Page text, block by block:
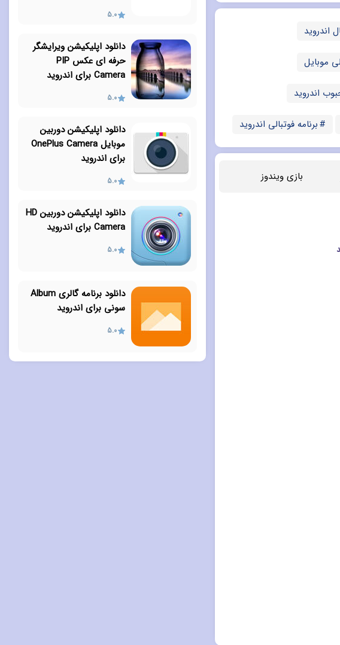
اندروید
موبایل
اندروید
برنامه فوتبالی اندروید
بازی ویندوز
5.0
دانلود اپلیکیشن ویرایشگر
حرفه ای عکس PIP
Camera برای اندروید
5.0
دانلود اپلیکیشن دوربین
موبایل OnePlus Camera
برای اندروید
5.0
دانلود اپلیکیشن دوربین HD
Camera برای اندروید
5.0
دانلود برنامه گالری Album
سونی برای اندروید
5.0